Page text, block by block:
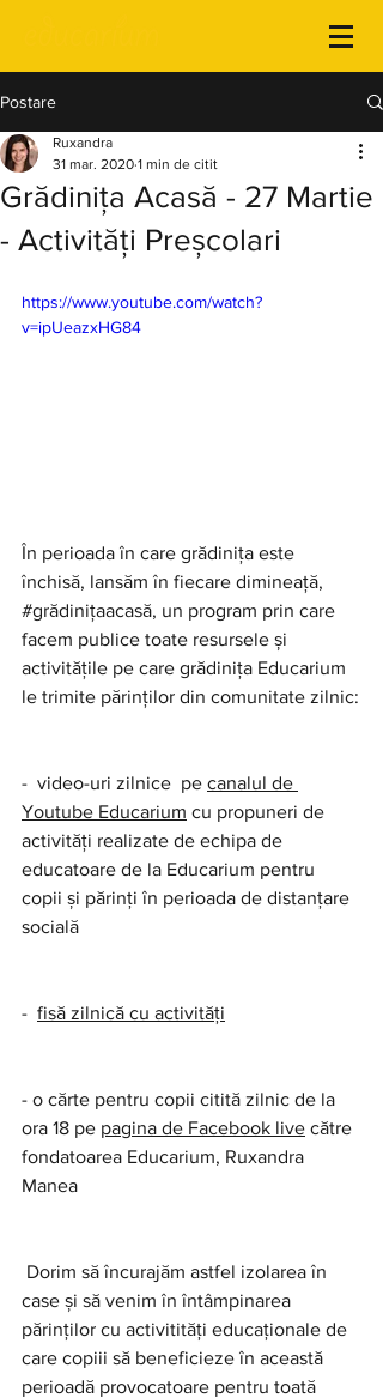
Postare
Grădinița Acasă - 27 Martie
- Activități Preșcolari
Ruxandra
31 mar. 2020 1 min de citit
https://www.youtube.com/watch?
v=ipUeazxHG84
În perioada în care grădinița este
închisă, lansăm în fiecare dimineață,
#grădinițaacasă, un program prin care
facem publice toate resursele și
activitățile pe care grădinița Educarium
le trimite părinților din comunitate zilnic:
-  video-uri zilnice pe canalul de
Youtube Educarium cu propuneri de
activități realizate de echipa de
educatoare de la Educarium pentru
copii și părinți în perioada de distanțare
socială
- fisă zilnică cu activități
- o cărte pentru copii citită zilnic de la
ora 18 pe pagina de Facebook live către
fondatoarea Educarium, Ruxandra
Manea
case și să venim în întâmpinarea
părinților cu activitități educaționale de
care copiii să beneficieze în această
perioadă provocatoare pentru toată